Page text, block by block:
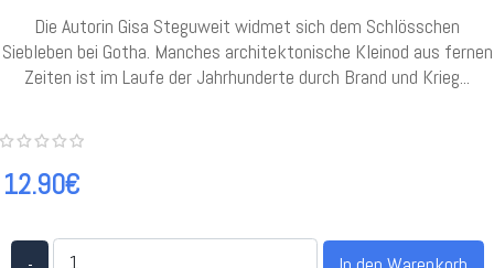
Die Autorin Gisa Steguweit widmet sich dem Schlösschen
Siebleben bei Gotha. Manches architektonische Kleinod aus fernen
Zeiten ist im Laufe der Jahrhunderte durch Brand und Krieg...
12.90€